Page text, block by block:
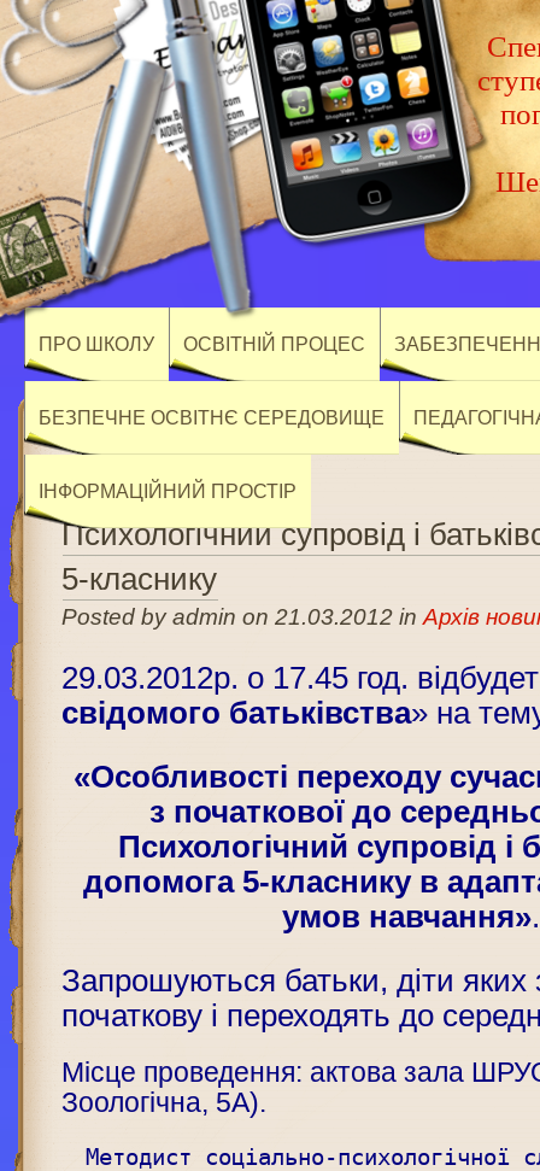
ПРО ШКОЛУ ОСВІТНІЙ ПРОЦЕС
БЕЗПЕЧНЕ ОСВІТНЄ СЕРЕДОВИЩЕ
ІНФОРМАЦІЙНИЙ ПРОСТІР
Психологічний супровід і
5-класнику
Posted by admin on 21.03.2012 inАрхів
29.03.2012р. о 17.45 год.
свідомого батьківства» на
«Особливості переходу
з початкової до
Психологічний супровід і
допомога 5-класнику в
умов навчання».
Запрошуються батьки, діти яких
початкову і переходять до
Місце проведення: актова зала
Зоологічна, 5А).
Методист соціально-психологічної